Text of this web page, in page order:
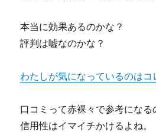
本当に効果あるのかな？
評判は嘘なのかな？
わたしが気になっているのはコ
口コミって赤裸々で参考になる
信用性はイマイチかけるよね。